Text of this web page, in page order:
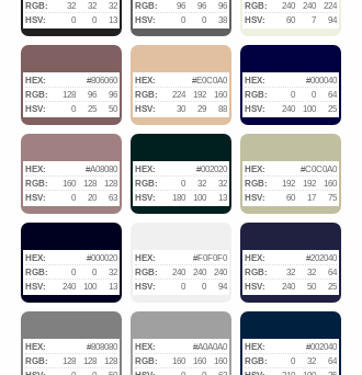
RGB:
32 32
32
HSV:
0 0 13
RGB:
96 96
96
HSV:
0 0 38
RGB:
240 240
224
HSV:
60 7 94
HEX:
#806060
RGB:
128 96
96
HSV:
0 25 50
HEX:
#E0C0A0
RGB:
224 192
160
HSV:
30 29 88
HEX:
#000040
RGB:
0 0
64
HSV:
240 100 25
HEX:
#A08080
RGB:
160 128
128
HSV:
0 20 63
HEX:
#002020
RGB:
0 32
32
HSV:
180 100 13
HEX:
#C0C0A0
RGB:
192 192
160
HSV:
60 17 75
HEX:
#000020
RGB:
0 0
32
HSV:
240 100 13
HEX:
#F0F0F0
RGB:
240 240
240
HSV:
0 0 94
HEX:
#202040
RGB:
32 32
64
HSV:
240 50 25
HEX:
#808080
RGB:
128 128
128
HEX:
#A0A0A0
RGB:
160 160
160
HEX:
#002040
RGB:
0 32
64